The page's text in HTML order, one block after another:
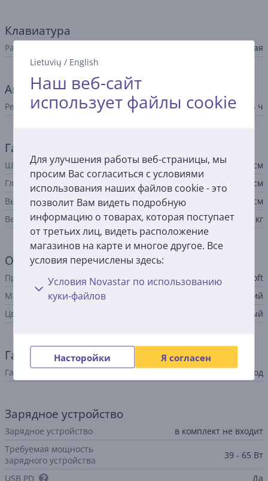
Lietuvių / English
Наш веб-сайт
использует файлы cookie
Для улучшения работы веб-страницы, мы
просим Вас согласиться с условиями
использования наших файлов cookie - это
позволит Вам видеть подробную
информацию о товарах, которая поступает
от третьих лиц, видеть расположение
магазинов на карте и многое другое. Все
условия перечислены здесь:
Условия Novastar по использованию
куки-файлов
Насторойки Я согласен
Клавиатура
Раскладка латинская
Аккумулятор
Ресурс аккумулятора до 14 ч
Габариты
Ширина
28,7 см
Глубина
20,9 см
Высота
0,93 см
Вес
0,895 кг
Общий параметр
Производитель
Microsoft
Материал корпуса
алюминий
Цвет
серебристый
Гарантия
Гарантия производителя 1 год
Зарядное устройство
Зарядное устройство
в комплект не входит
Требуемая мощность
зарядного устройства
39 - 65 Вт
USB PD Да